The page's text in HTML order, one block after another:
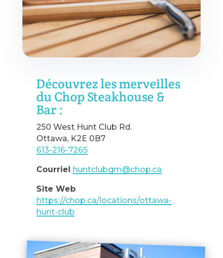
Découvrez les merveilles
du Chop Steakhouse &
Bar :
250 West Hunt Club Rd.
Ottawa, K2E 0B7
613-216-7265
Courriel huntclubgm@chop.ca
Site Web
https://chop.ca/locations/ottawa-
hunt-club